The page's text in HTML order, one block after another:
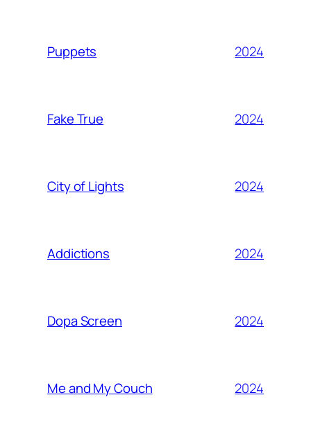
Puppets 2024
Fake True 2024
City of Lights 2024
Addictions 2024
Dopa Screen 2024
Me and My Couch 2024